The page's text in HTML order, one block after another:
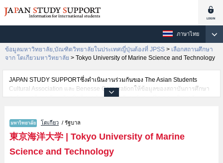
ภาษาไทย
ข้อมูลมหาวิทยาลัย,บัณฑิตวิทยาลัยในประเทศญี่ปุ่นต้องที่ JPSS > เลือกสถานศึกษา
จาก โตเกียวมหาวิทยาลัย > Tokyo University of Marine Science and Technology
JAPAN STUDY SUPPORTซึ่งดำเนินงานร่วมกันของ The Asian Students
Cultural Association และ Benesse Corporationให้ข้อมูลของสถาบันการศึกษา
ระดับมหาวิทยาลัย・บัณฑิตวิทยาลัย・วิทยาลัยระดับอนุปริญญา・วิทยาลัย
Technology,ข้อมูลจำเป็นสำหรับนักศึกษาต่างชาติเช่นข้อมูลของแต่ละคณะ,ข้อมูล
การสอบคัดเลือกเข้าศึกษาเช่นจำนวนคนที่รับสมัครหรือจำนวนคนที่ผ่านการสอบ
คัดเลือกเป็นต้น,แนะนำสถานที่,การเดินทางเป็นต้นไว้ด้วยดังนั้นขอเชิญใช้บริการ
ค้นหาข้อมูลตามอัธยาศัย
โตเกียว / รัฐบาล
東京海洋大学| Tokyo University of Marine
Science and Technology